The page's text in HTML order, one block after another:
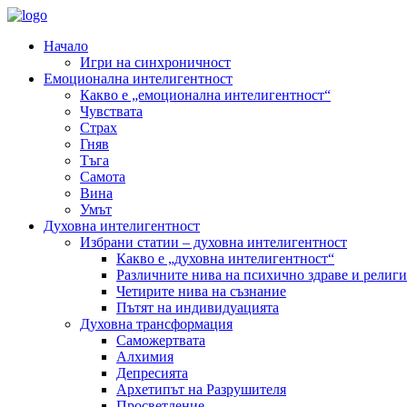
Начало
Игри на синхроничност
Емоционална интелигентност
Какво е „емоционална интелигентност“
Чувствата
Страх
Гняв
Тъга
Самота
Вина
Умът
Духовна интелигентност
Избрани статии – духовна интелигентност
Какво е „духовна интелигентност“
Различните нива на психично здраве и
Четирите нива на съзнание
Пътят на индивидуацията
Духовна трансформация
Саможертвата
Алхимия
Депресията
Архетипът на Разрушителя